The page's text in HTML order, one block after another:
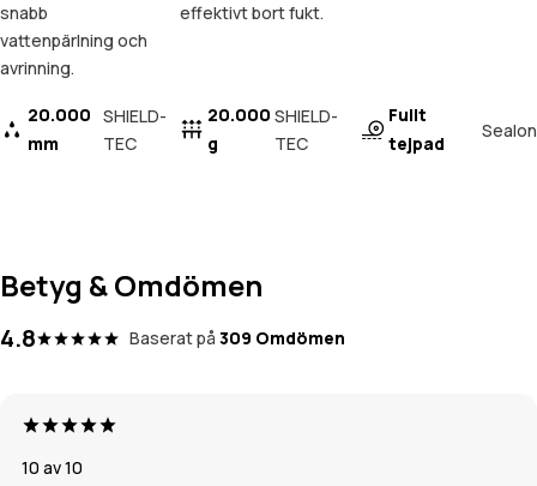
snabb
vattenpärlning och
avrinning.
20.000
mm
SHIELD-
TEC
effektivt bort fukt.
20.000
g
SHIELD-
TEC
Fullt
tejpad
Sealon
Betyg & Omdömen
4.8 Baserat på 309 Omdömen
10 av 10